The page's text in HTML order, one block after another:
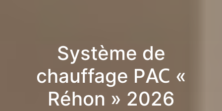
Système de
chauffage PAC «
Réhon » 2026